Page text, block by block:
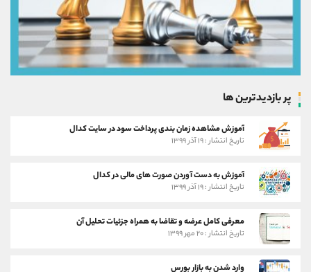
پر بازدیدترین ها
آموزش مشاهده زمان بندی پرداخت سود در سایت کدال
تاریخ انتشار : ۱۹ آذر ۱۳۹۹
آموزش به دست آوردن صورت های مالی در کدال
تاریخ انتشار : ۱۹ آذر ۱۳۹۹
معرفی کامل عرضه و تقاضا به همراه جزئیات تحلیل آن
تاریخ انتشار : ۲۰ مهر ۱۳۹۹
وارد شدن به بازار بورس